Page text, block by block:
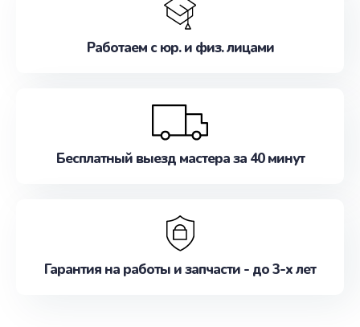
Работаем с юр. и физ. лицами
Бесплатный выезд мастера за 40 минут
Гарантия на работы и запчасти - до 3-х лет